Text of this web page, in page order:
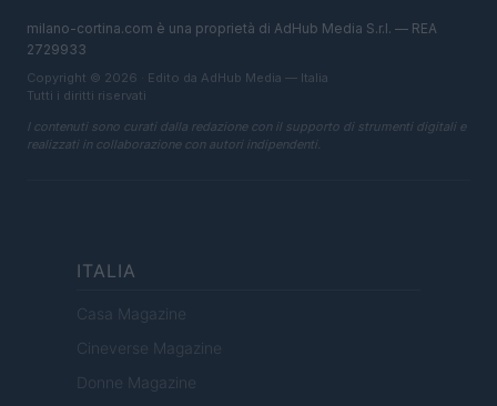
milano-cortina.com è una proprietà di AdHub Media S.r.l. — REA
2729933
Copyright © 2026 · Edito da AdHub Media — Italia
Tutti i diritti riservati
I contenuti sono curati dalla redazione con il supporto di strumenti digitali e
realizzati in collaborazione con autori indipendenti.
ITALIA
Casa Magazine
Cineverse Magazine
Donne Magazine